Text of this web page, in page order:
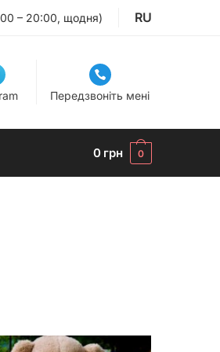
– 20:00, щодня) RU
Передзвоніть мені
0 грн 0